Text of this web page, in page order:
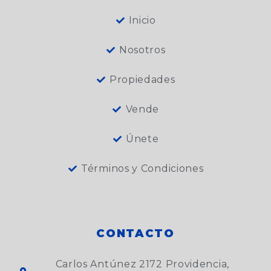
Inicio
Nosotros
Propiedades
Vende
Únete
Términos y Condiciones
CONTACTO
Carlos Antúnez 2172 Providencia,